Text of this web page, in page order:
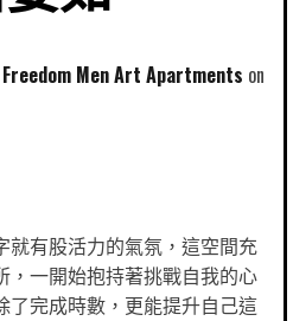
Men Art Apartments
就有股活力的氣氛，這空間充
，一開始抱持著挑戰自我的心
了完成時數，更能提升自己這